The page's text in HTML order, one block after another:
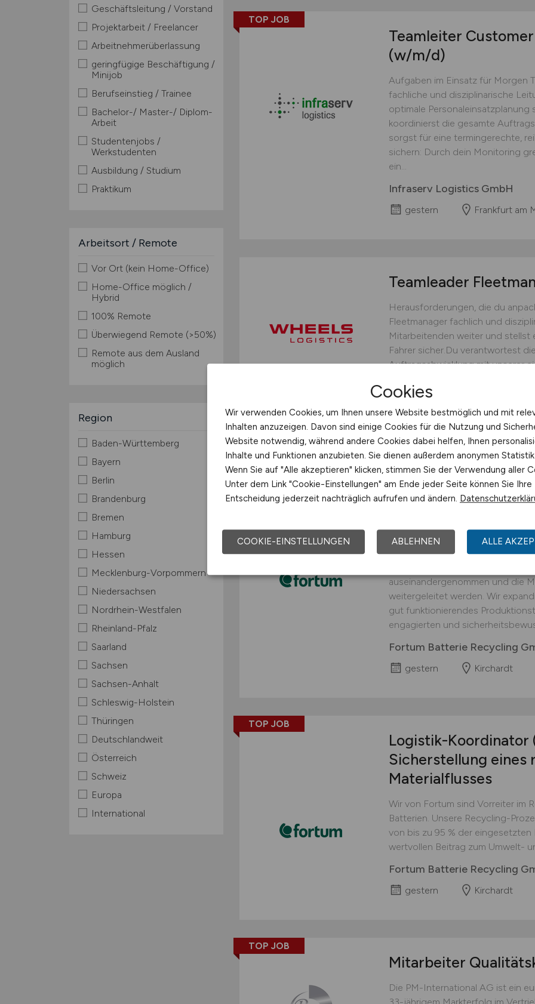
Geschäftsleitung / Vorstand
Projektarbeit / Freelancer
Arbeitnehmerüberlassung
geringfügige Beschäftigung /
Minijob
Berufseinstieg / Trainee
Bachelor-/ Master-/ Diplom-
Arbeit
Studentenjobs /
Werkstudenten
Ausbildung / Studium
Praktikum
Arbeitsort / Remote
Vor Ort (kein Home-Office)
Home-Office möglich /
Hybrid
100% Remote
Überwiegend Remote (>50%)
Remote aus dem Ausland
möglich
Region
Baden-Württemberg
Bayern
Berlin
Brandenburg
Bremen
Hamburg
Hessen
Mecklenburg-Vorpommern
Niedersachsen
Nordrhein-Westfalen
Rheinland-Pfalz
Saarland
Sachsen
Sachsen-Anhalt
Schleswig-Holstein
Thüringen
Deutschlandweit
Österreich
Schweiz
Europa
International
TOP JOB
Teamleiter
(w/m/d)
Aufgaben im Einsatz für Morgen
fachliche und disziplinarische
optimale Personaleinsatzplanung
koordinierst die gesamte
sorgst für eine termingerechte,
sichern: Durch dein Monitoring
ein...
Infraserv Logistics GmbH
gestern Frankfurt am
Teamleader
Herausforderungen, die du
Fleetmanager fachlich und
Mitarbeitenden weiter und stellst
Fahrer sicher.Du verantwortest
Auftragsabwicklung mit unserer
bedarfsgerechten Fahrereinsatz
operative Steuerung.Du...
WHEELS Logistics GmbH &
gestern Münster
TOP JOB
(w/m/d)
interessanter
An unserem Standort in
Prozessschritt durchgeführt, in
auseinandergenommen und die
weitergeleitet werden. Wir
gut funktionierendes
engagierten und
Fortum Batterie Recycling
gestern Kirchardt
TOP JOB
Logistik-Koordinator
Sicherstellung eines
Materialflusses
Wir von Fortum sind Vorreiter im
Batterien. Unsere Recycling-
von bis zu 95 % der eingesetzten
wertvollen Beitrag zum Umwelt-
Fortum Batterie Recycling
gestern Kirchardt
TOP JOB
Mitarbeiter
Die PM-International AG ist ein
Cookies
Wir verwenden Cookies, um Ihnen unsere Website bestmöglich und mit
Inhalten anzuzeigen. Davon sind einige Cookies für die Nutzung und
Website notwendig, während andere Cookies dabei helfen, Ihnen
Inhalte und Funktionen anzubieten. Sie dienen außerdem anonymen
Wenn Sie auf "Alle akzeptieren" klicken, stimmen Sie der Verwendung aller
Unter dem Link "Cookie-Einstellungen" am Ende jeder Seite können Sie Ihre
Entscheidung jederzeit nachträglich aufrufen und ändern.
COOKIE-EINSTELLUNGEN ABLEHNEN ALLE